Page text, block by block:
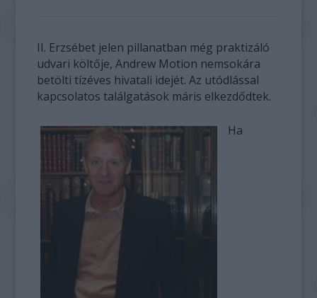
II. Erzsébet jelen pillanatban még praktizáló
udvari költője, Andrew Motion nemsokára
betölti tízéves hivatali idejét. Az utódlással
kapcsolatos találgatások máris elkezdődtek.
Ha